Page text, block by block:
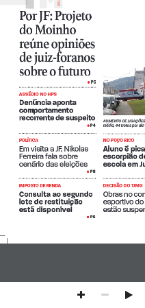
Denúncia aponta
comportamento
recorrente de suspeito
Em visita a JF, Nikolas
Ferreira fala sobre
cenário das eleições
Aluno é
escorpião
escola em
Consulta ao segundo
lote de restituição
está disponível
Obras no
esportivo do
estão
ASSÉDIO NO HPS
POLÍTICA NO POÇO RICO
IMPOSTO DE RENDA DECISÃO DO TJMG
• P4
• P8
• P6
AUMENTO DE
média, 44 trotes por
• P5
Por JF: Projeto
do Moinho
reúne opiniões
de juiz-foranos
sobre o futuro
Di